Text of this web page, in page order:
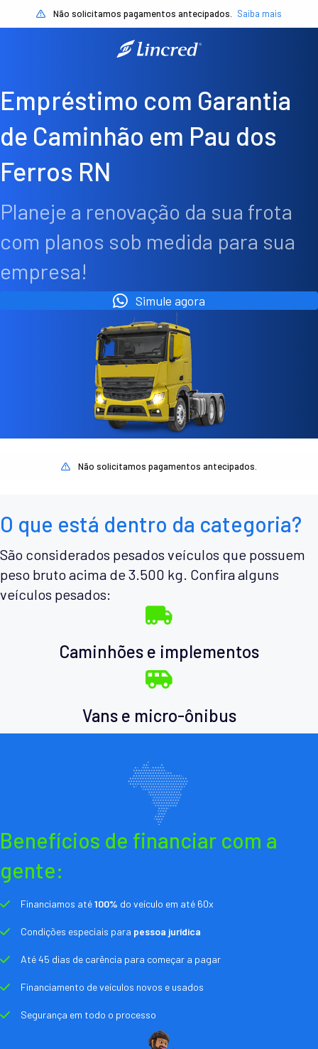
Não solicitamos pagamentos antecipados. Saiba mais
Empréstimo com Garantia
de Caminhão em Pau dos
Ferros RN
Planeje a renovação da sua frota
com planos sob medida para sua
empresa!
Simule agora
Não solicitamos pagamentos antecipados.
O que está dentro da categoria?
São considerados pesados veículos que possuem
peso bruto acima de 3.500 kg. Confira alguns
veículos pesados:
Caminhões e implementos
Vans e micro-ônibus
Benefícios de financiar com a
gente:
Financiamos até100% do veículo em até 60x
Condições especiais para pessoa jurídica
Até 45 dias de carência para começar a pagar
Financiamento de veículos novos e usados
Segurança em todo o processo